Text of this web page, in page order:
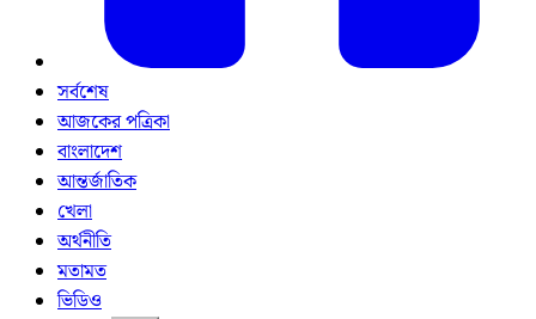
সর্বশেষ
আজকের পত্রিকা
বাংলাদেশ
আন্তর্জাতিক
খেলা
অর্থনীতি
মতামত
ভিডিও